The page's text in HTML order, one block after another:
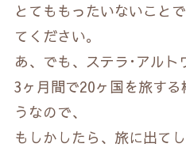
とてももったいないこと
てください。
あ、でも、ステラ･アルト
3ヶ月間で20ヶ国を旅す
うなので、
もしかしたら、旅に出て